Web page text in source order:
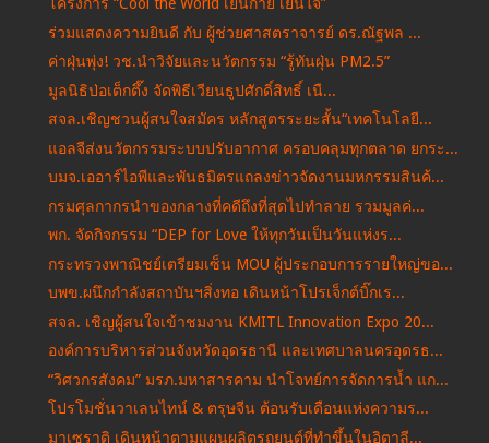
ร่วมแสดงความยินดี กับ ผู้ช่วยศาสตราจารย์ ดร.ณัฐพล ...
ค่าฝุ่นพุ่ง! วช.นำวิจัยและนวัตกรรม “รู้ทันฝุ่น PM2.5”
มูลนิธิป่อเต็กตึ๊ง จัดพิธีเวียนธูปศักดิ์สิทธิ์ เนื...
สจล.เชิญชวนผู้สนใจสมัคร หลักสูตรระยะสั้น“เทคโนโลยี...
แอลจีส่งนวัตกรรมระบบปรับอากาศ ครอบคลุมทุกตลาด ยกระ...
บมจ.เออาร์ไอพีและพันธมิตรแถลงข่าวจัดงานมหกรรมสินค้...
กรมศุลกากรนำของกลางที่คดีถึงที่สุดไปทำลาย รวมมูลค่...
พก. จัดกิจกรรม “DEP for Love ให้ทุกวันเป็นวันแห่งร...
กระทรวงพาณิชย์เตรียมเซ็น MOU ผู้ประกอบการรายใหญ่ขอ...
บพข.ผนึกกำลังสถาบันฯสิ่งทอ เดินหน้าโปรเจ็กต์บิ๊กเร...
สจล. เชิญผู้สนใจเข้าชมงาน KMITL Innovation Expo 20...
องค์การบริหารส่วนจังหวัดอุดรธานี และเทศบาลนครอุดรธ...
“วิศวกรสังคม” มรภ.มหาสารคาม นำโจทย์การจัดการน้ำ แก...
โปรโมชั่นวาเลนไทน์ & ตรุษจีน ต้อนรับเดือนแห่งความร...
มาเซราติ เดินหน้าตามแผนผลิตรถยนต์ที่ทำขึ้นในอิตาลี...